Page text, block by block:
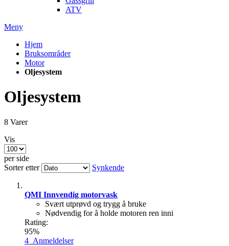
ATV
Meny
Hjem
Bruksområder
Motor
Oljesystem
Oljesystem
8 Varer
Vis
per side
Sorter etter
Synkende
QMI Innvendig motorvask
Svært utprøvd og trygg å bruke
Nødvendig for å holde motoren ren inni
Rating:
95%
4 Anmeldelser